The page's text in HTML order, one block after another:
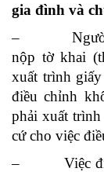
gia đình và
– Người có
nộp tờ khai
xuất trình
điều chỉnh
phải xuất
cứ cho việc
– Việc điều